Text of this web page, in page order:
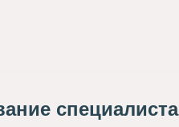
специалиста